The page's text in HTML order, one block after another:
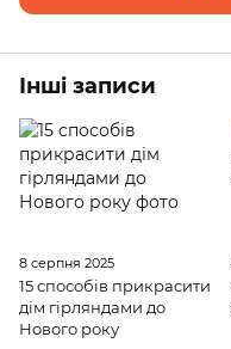
Інші записи
8 серпня 2025
15 способів прикрасити
дім гірляндами до
Нового року